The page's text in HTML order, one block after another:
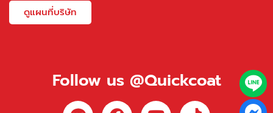
ดูแผนที่บริษัท
Follow us @Quickcoat